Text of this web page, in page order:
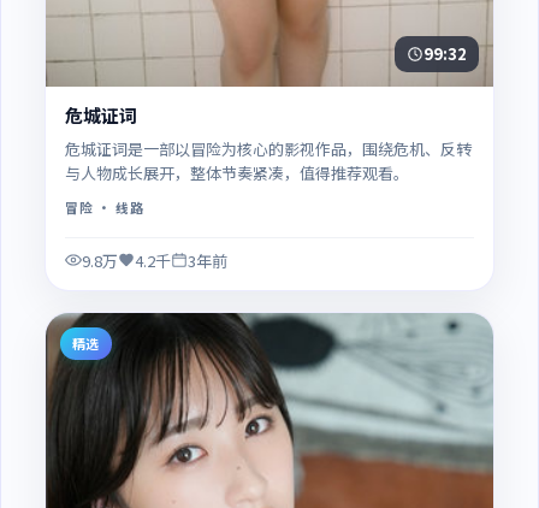
99:32
危城证词
危城证词是一部以冒险为核心的影视作品，围绕危机、反转
与人物成长展开，整体节奏紧凑，值得推荐观看。
冒险 · 线路
9.8万 4.2千 3年前
精选